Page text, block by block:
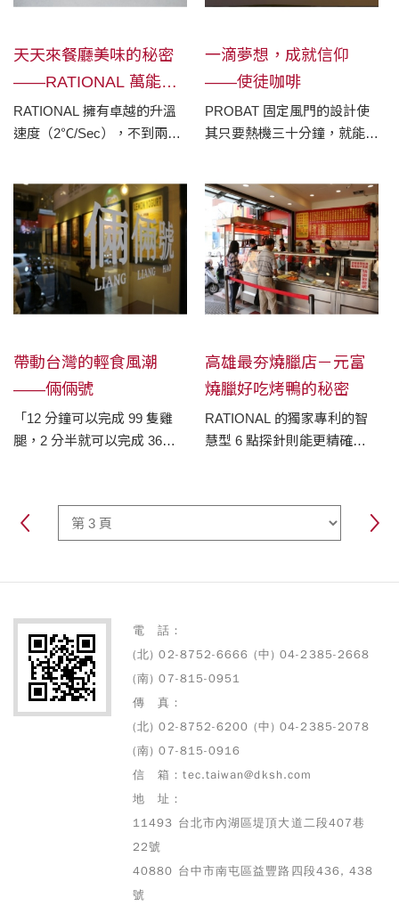
天天來餐廳美味的秘密
——RATIONAL 萬能蒸
烤箱
RATIONAL 擁有卓越的升溫
速度（2℃/Sec），不到兩分
質及出餐速度也提升許多，讓
客人讚賞不已。
一滴夢想，成就信仰
——使徒咖啡
PROBAT 固定風門的設計使
其只要熱機三十分鐘，就能達
帶動台灣的輕食風潮
——倆倆號
「12 分鐘可以完成 99 隻雞
腿，2 分半就可以完成 36顆
高雄最夯燒臘店－元富
燒臘好吃烤鴨的秘密
RATIONAL 的獨家專利的智
慧型 6 點探針則能更精確地
算烤熟尚需的時間，並自動填
補因開箱所喪失的熱能，從此
電 話：
(北) 02-8752-6666 (中) 04-2385-2668
(南) 07-815-0951
傳 真：
(北) 02-8752-6200 (中) 04-2385-2078
(南) 07-815-0916
信 箱：tec.taiwan@dksh.com
地 址：
11493 台北市內湖區堤頂大道二段407巷
22號
40880 台中市南屯區益豐路四段436, 438
號